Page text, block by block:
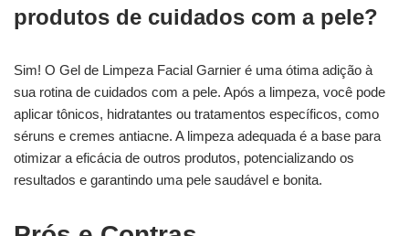
produtos de cuidados com a pele?
Sim! O Gel de Limpeza Facial Garnier é uma ótima adição à
sua rotina de cuidados com a pele. Após a limpeza, você pode
aplicar tônicos, hidratantes ou tratamentos específicos, como
séruns e cremes antiacne. A limpeza adequada é a base para
otimizar a eficácia de outros produtos, potencializando os
resultados e garantindo uma pele saudável e bonita.